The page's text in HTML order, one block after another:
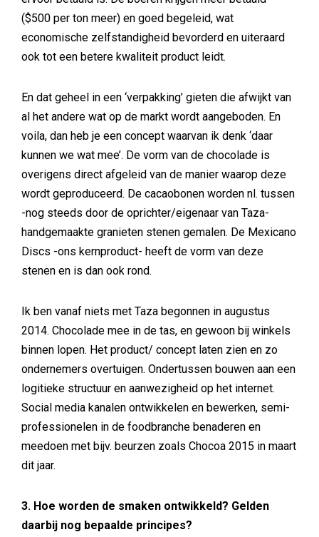
($500 per ton meer) en goed begeleid, wat
economische zelfstandigheid bevorderd en uiteraard
ook tot een betere kwaliteit product leidt.
En dat geheel in een ‘verpakking’ gieten die afwijkt van
al het andere wat op de markt wordt aangeboden. En
voila, dan heb je een concept waarvan ik denk ‘daar
kunnen we wat mee’. De vorm van de chocolade is
overigens direct afgeleid van de manier waarop deze
wordt geproduceerd. De cacaobonen worden nl. tussen
-nog steeds door de oprichter/eigenaar van Taza-
handgemaakte granieten stenen gemalen. De Mexicano
Discs -ons kernproduct- heeft de vorm van deze
stenen en is dan ook rond.
Ik ben vanaf niets met Taza begonnen in augustus
2014. Chocolade mee in de tas, en gewoon bij winkels
binnen lopen. Het product/ concept laten zien en zo
ondernemers overtuigen. Ondertussen bouwen aan een
logitieke structuur en aanwezigheid op het internet.
Social media kanalen ontwikkelen en bewerken, semi-
professionelen in de foodbranche benaderen en
meedoen met bijv. beurzen zoals Chocoa 2015 in maart
dit jaar.
3. Hoe worden de smaken ontwikkeld? Gelden
daarbij nog bepaalde principes?